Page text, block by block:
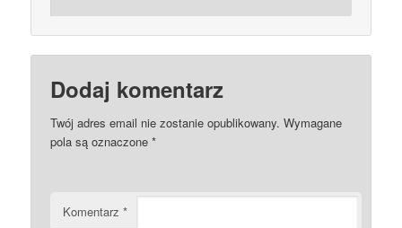
Dodaj komentarz
Twój adres email nie zostanie opublikowany. Wymagane
pola są oznaczone*
Komentarz*